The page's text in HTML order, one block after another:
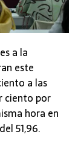
a la
este
a las
ciento por
hora en
51,96.